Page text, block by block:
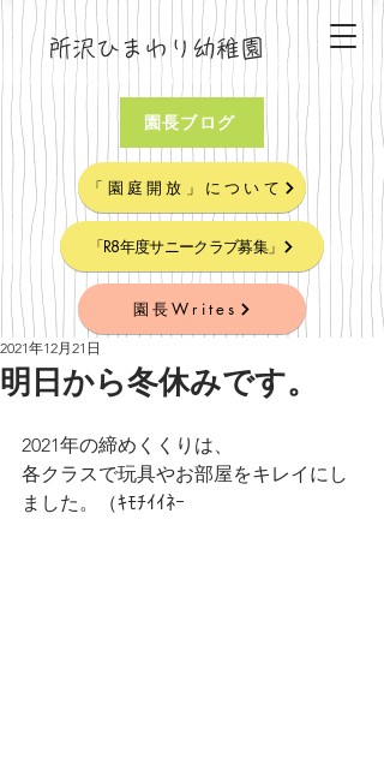
所沢ひまわり幼稚園
園長ブログ
「園庭開放」について
「R8年度サニークラブ募集」
園長Writes
明日から冬休みです。
2021年12月21日
2021年の締めくくりは、
各クラスで玩具やお部屋をキレイにし
ました。（ｷﾓﾁｲｲﾈｰ